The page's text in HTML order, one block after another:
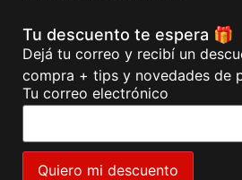
Tu descuento te espera 🎁
Dejá tu correo y recibí un
compra + tips y novedades de
Tu correo electrónico